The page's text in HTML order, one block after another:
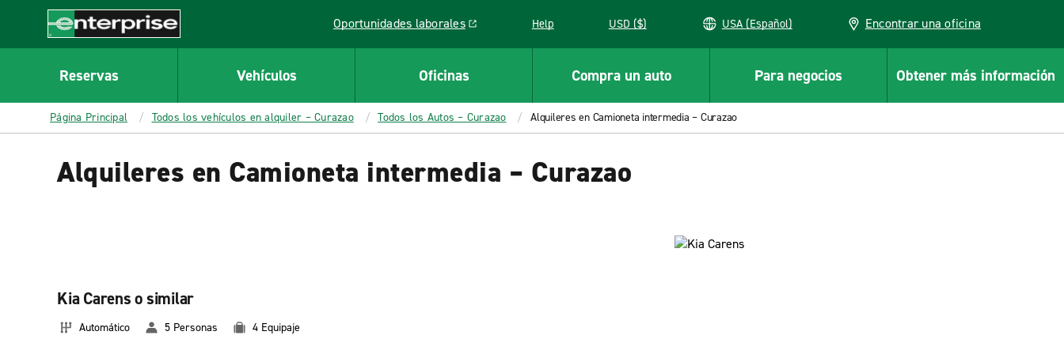
CONTENT
Enterprise
Oportunidades laborales
Link opens in a new window Help USD ($) USA (Español) Encontrar una oficina
Reservas Vehículos Oficinas Compra un auto Para negocios Obtener más información
Página Principal Todos los vehículos en alquiler – Curazao Todos los Autos – Curazao Alquileres en Camioneta intermedia – Curazao
Alquileres en Camioneta intermedia – Curazao
Kia Carens o similar
Automático 5 Personas 4 Equipaje